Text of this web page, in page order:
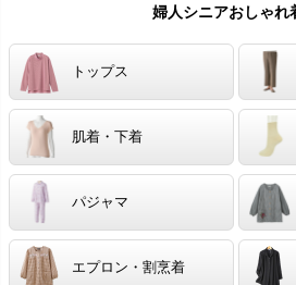
婦人シニアおしゃれ
トップス
肌着・下着
パジャマ
エプロン・割烹着